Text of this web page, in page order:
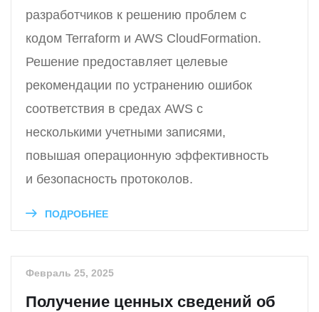
разработчиков к решению проблем с
кодом Terraform и AWS CloudFormation.
Решение предоставляет целевые
рекомендации по устранению ошибок
соответствия в средах AWS с
несколькими учетными записями,
повышая операционную эффективность
и безопасность протоколов.
ПОДРОБНЕЕ
Февраль 25, 2025
Получение ценных сведений об